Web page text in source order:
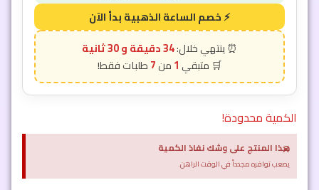
34 دقيقة و 28 ثانية
1
7
الكمية محدودة!
هذا المنتج على وشك نفاذ الكمية
يصعب توافره مجدداً في الوقت الراهن.
×